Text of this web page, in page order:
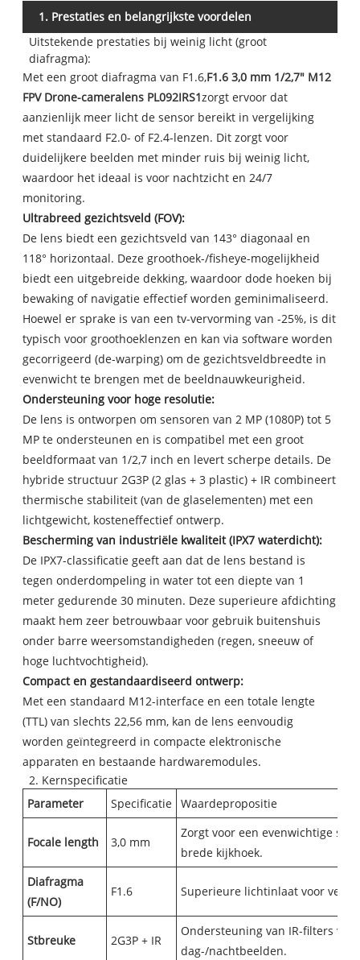
1. Prestaties en belangrijkste voordelen
Uitstekende prestaties bij weinig licht (groot
diafragma):
Met een groot diafragma van F1.6,F1.6 3,0 mm 1/2,7" M12
FPV Drone-cameralens PL092IRS1zorgt ervoor dat
aanzienlijk meer licht de sensor bereikt in vergelijking
met standaard F2.0- of F2.4-lenzen. Dit zorgt voor
duidelijkere beelden met minder ruis bij weinig licht,
waardoor het ideaal is voor nachtzicht en 24/7
monitoring.
Ultrabreed gezichtsveld (FOV):
De lens biedt een gezichtsveld van 143° diagonaal en
118° horizontaal. Deze groothoek-/fisheye-mogelijkheid
biedt een uitgebreide dekking, waardoor dode hoeken bij
bewaking of navigatie effectief worden geminimaliseerd.
Hoewel er sprake is van een tv-vervorming van -25%, is dit
typisch voor groothoeklenzen en kan via software worden
gecorrigeerd (de-warping) om de gezichtsveldbreedte in
evenwicht te brengen met de beeldnauwkeurigheid.
Ondersteuning voor hoge resolutie:
De lens is ontworpen om sensoren van 2 MP (1080P) tot 5
MP te ondersteunen en is compatibel met een groot
beeldformaat van 1/2,7 inch en levert scherpe details. De
hybride structuur 2G3P (2 glas + 3 plastic) + IR combineert
thermische stabiliteit (van de glaselementen) met een
lichtgewicht, kosteneffectief ontwerp.
Bescherming van industriële kwaliteit (IPX7 waterdicht):
De IPX7-classificatie geeft aan dat de lens bestand is
tegen onderdompeling in water tot een diepte van 1
meter gedurende 30 minuten. Deze superieure afdichting
maakt hem zeer betrouwbaar voor gebruik buitenshuis
onder barre weersomstandigheden (regen, sneeuw of
hoge luchtvochtigheid).
Compact en gestandaardiseerd ontwerp:
Met een standaard M12-interface en een totale lengte
(TTL) van slechts 22,56 mm, kan de lens eenvoudig
worden geïntegreerd in compacte elektronische
apparaten en bestaande hardwaremodules.
2. Kernspecificatie
Parameter
Specificatie Waardepropositie
Focale length 3,0 mm
Zorgt voor een evenwichtige
brede kijkhoek.
Diafragma
(F/NO)
F1.6 Superieure lichtinlaat voor
Stbreuke 2G3P + IR
Ondersteuning van IR-filters
dag-/nachtbeelden.